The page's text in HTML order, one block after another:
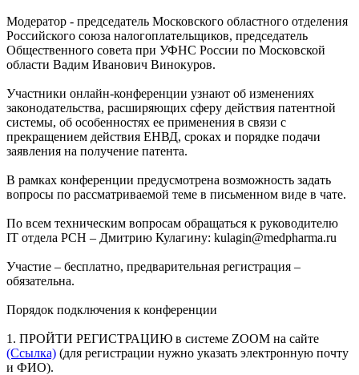
Модератор - председатель Московского областного отделения
Российского союза налогоплательщиков, председатель
Общественного совета при УФНС России по Московской
области Вадим Иванович Винокуров.
Участники онлайн-конференции узнают об изменениях
законодательства, расширяющих сферу действия патентной
системы, об особенностях ее применения в связи с
прекращением действия ЕНВД, сроках и порядке подачи
заявления на получение патента.
В рамках конференции предусмотрена возможность задать
вопросы по рассматриваемой теме в письменном виде в чате.
По всем техническим вопросам обращаться к руководителю
IT отдела РСН – Дмитрию Кулагину: kulagin@medpharma.ru
Участие – бесплатно, предварительная регистрация –
обязательна.
Порядок подключения к конференции
1. ПРОЙТИ РЕГИСТРАЦИЮ в системе ZOOM на сайте
(Ссылка) (для регистрации нужно указать электронную почту
и ФИО).